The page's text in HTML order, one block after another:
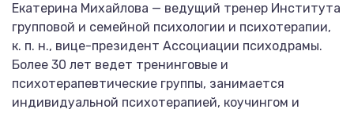
Екатерина Михайлова — ведущий тренер Института
групповой и семейной психологии и психотерапии,
к. п. н., вице-президент Ассоциации психодрамы.
Более 30 лет ведет тренинговые и
психотерапевтические группы, занимается
индивидуальной психотерапией, коучингом и